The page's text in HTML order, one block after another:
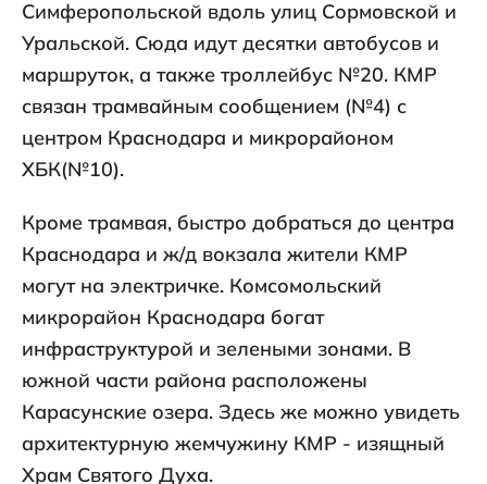
Симферопольской вдоль улиц Сормовской и
Уральской. Сюда идут десятки автобусов и
маршруток, а также троллейбус №20. КМР
связан трамвайным сообщением (№4) с
центром Краснодара и микрорайоном
ХБК(№10).
Кроме трамвая, быстро добраться до центра
Краснодара и ж/д вокзала жители КМР
могут на электричке. Комсомольский
микрорайон Краснодара богат
инфраструктурой и зелеными зонами. В
южной части района расположены
Карасунские озера. Здесь же можно увидеть
архитектурную жемчужину КМР - изящный
Храм Святого Духа.